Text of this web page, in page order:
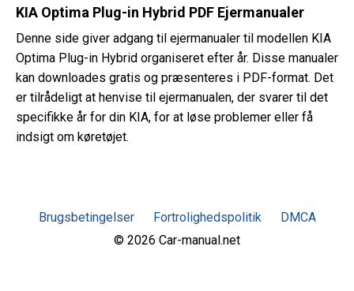
KIA Optima Plug-in Hybrid PDF Ejermanualer
Denne side giver adgang til ejermanualer til modellen KIA
Optima Plug-in Hybrid organiseret efter år. Disse manualer
kan downloades gratis og præsenteres i PDF-format. Det
er tilrådeligt at henvise til ejermanualen, der svarer til det
specifikke år for din KIA, for at løse problemer eller få
indsigt om køretøjet.
Brugsbetingelser Fortrolighedspolitik
DMCA
© 2026 Car-manual.net